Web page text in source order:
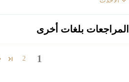
Sort by
المراجعات بلغات أخرى
1
2